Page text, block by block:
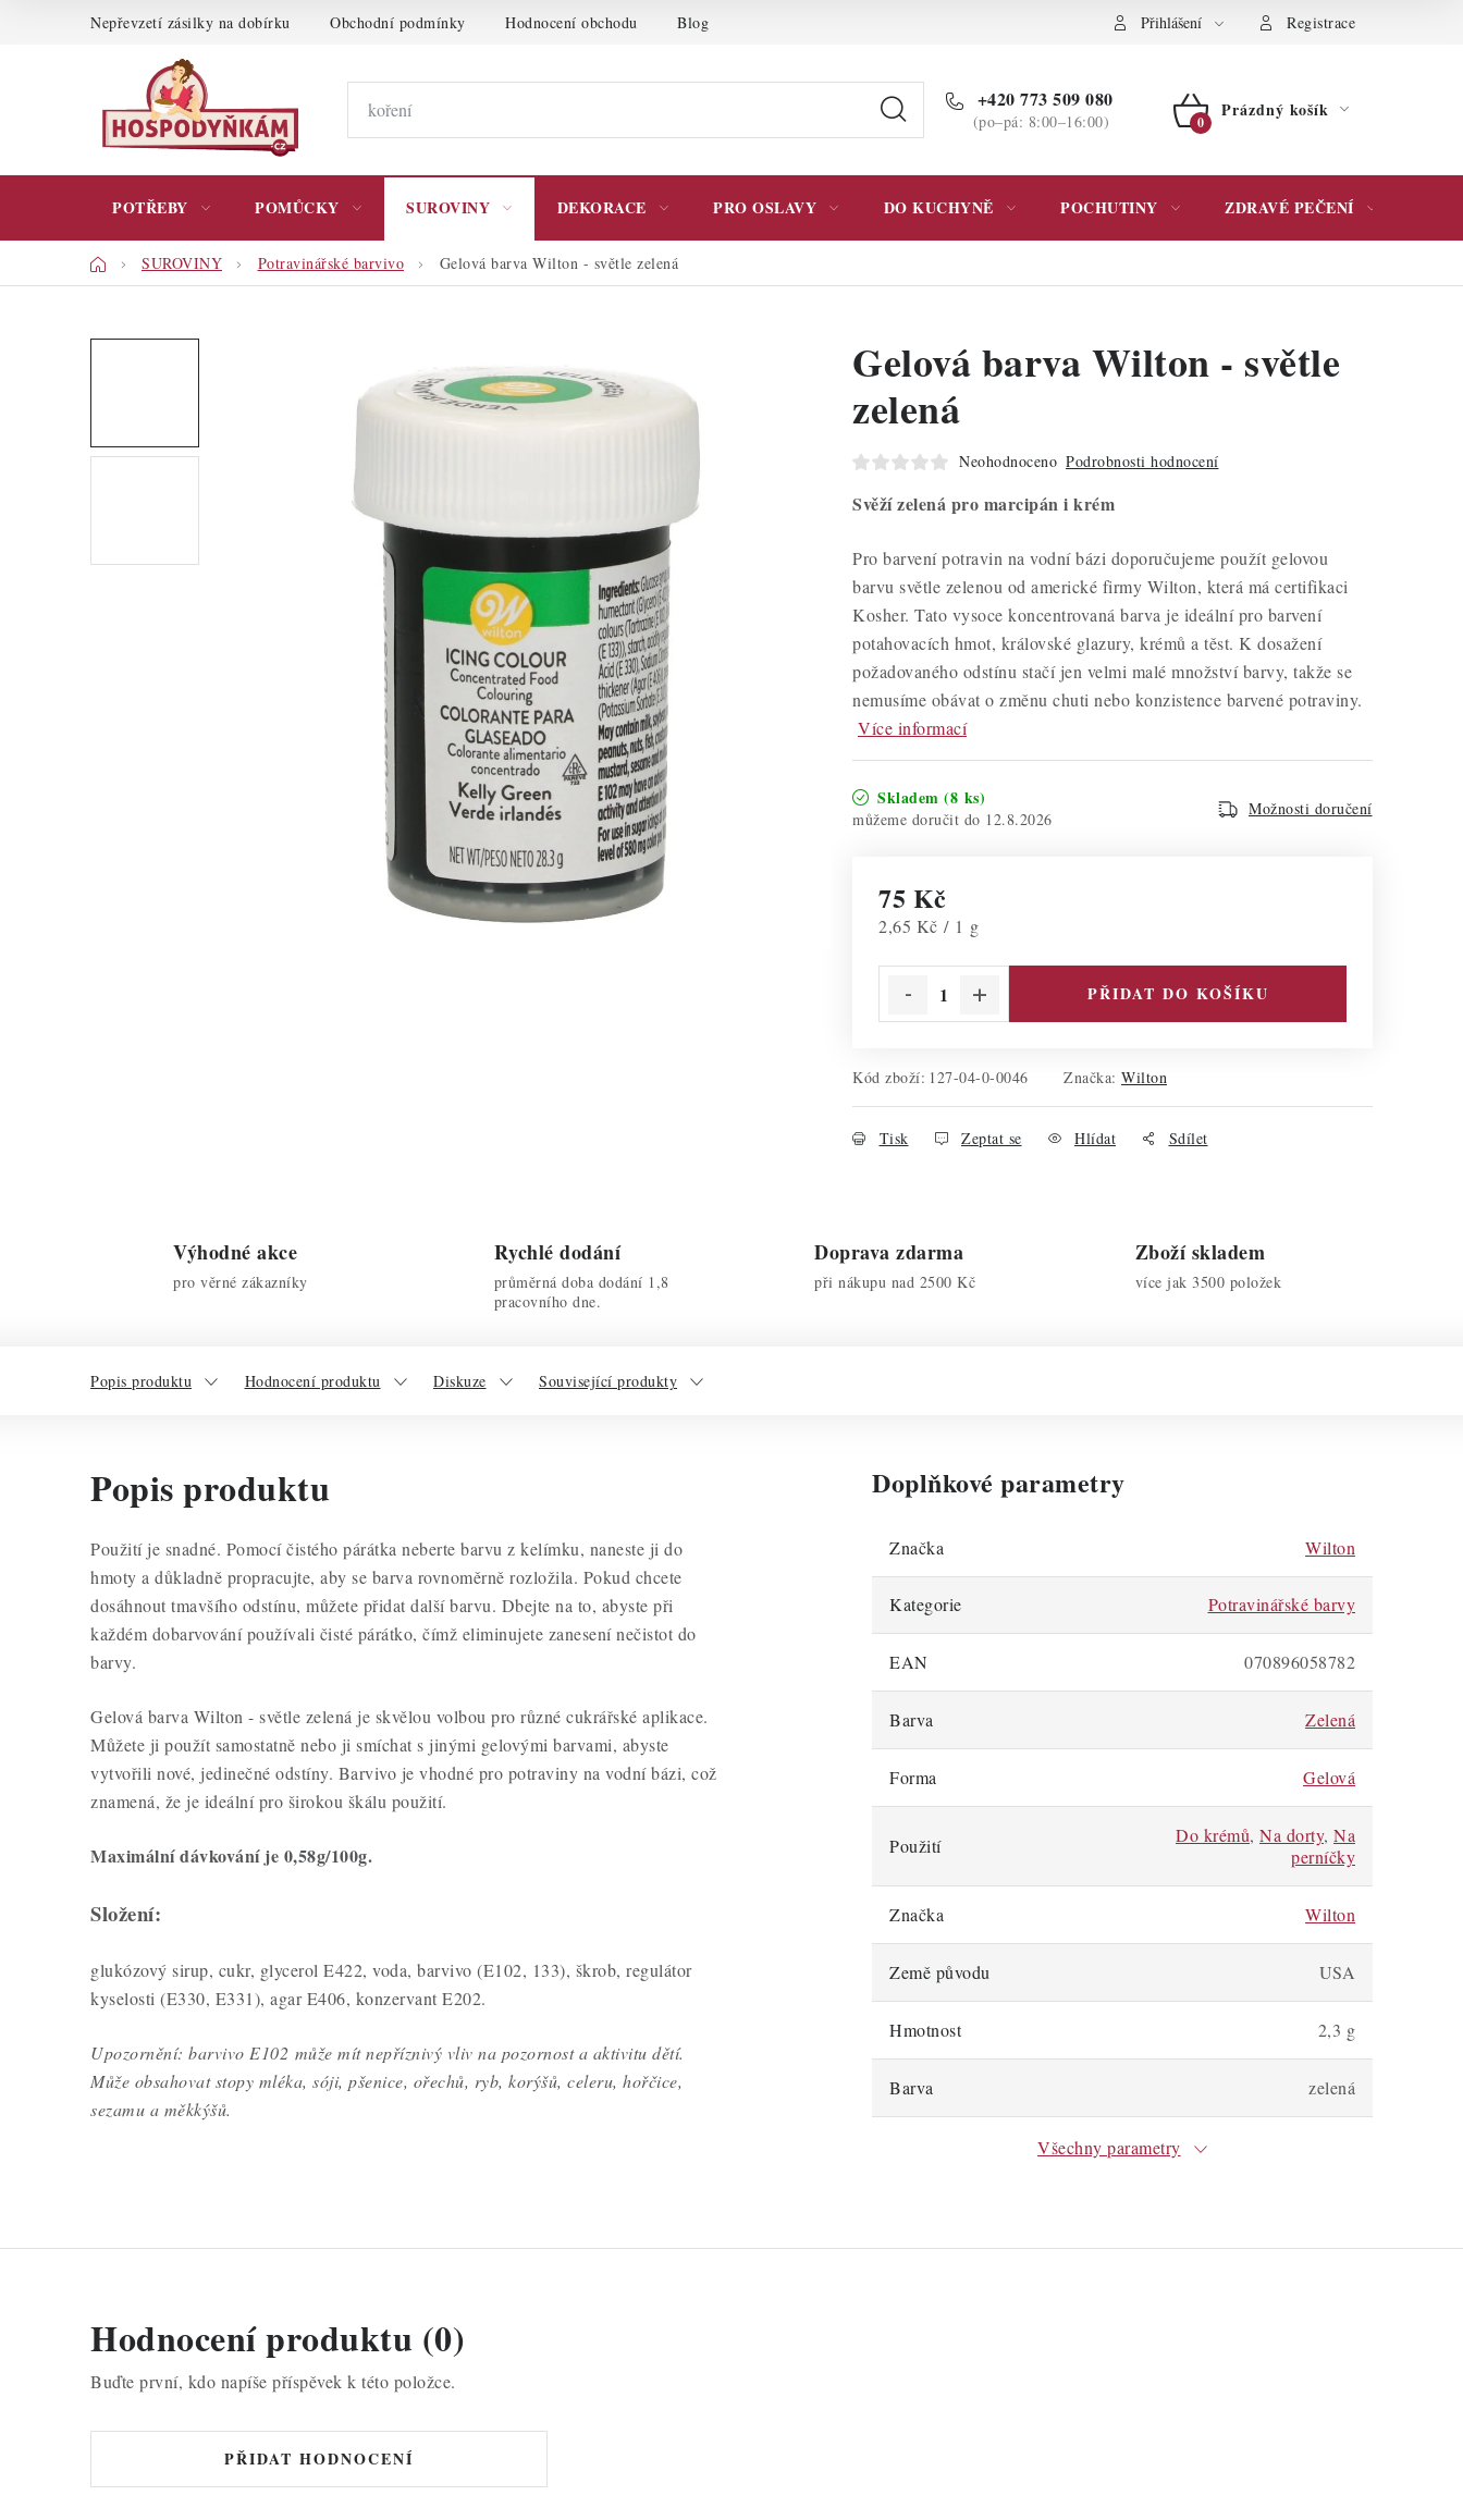
Nepřevzetí zásilky na dobírku Obchodní podmínky Hodnocení obchodu Blog Podmínky ochrany osobních údajů Přihlášení Registrace
+420 773 509 080
(po–pá: 8:00–16:00)
NÁKUPNÍ
Prázdný košík
POTŘEBY POMŮCKY SUROVINY DEKORACE PRO OSLAVY DO KUCHYNĚ POCHUTINY ZDRAVÉ PEČENÍ
DomůSUROVINY Potravinářské barvivo Gelová barva Wilton - světle zelená
Gelová barva Wilton - světle
zelená
Neohodnoceno Podrobnosti hodnocení
Svěží zelená pro marcipán i krém
Pro barvení potravin na vodní bázi doporučujeme použít gelovou
barvu světle zelenou od americké firmy Wilton, která má certifikaci
Kosher. Tato vysoce koncentrovaná barva je ideální pro barvení
potahovacích hmot, královské glazury, krémů a těst. K dosažení
požadovaného odstínu stačí jen velmi malé množství barvy, takže se
nemusíme obávat o změnu chuti nebo konzistence barvené potraviny.
Více informací
Skladem (8 ks)
12.8.2026
Možnosti doručení
75 Kč
Měrná cena:
2,65 Kč / 1 g
PŘIDAT DO KOŠÍKU
Kód zboží: 127-04-0-0046 Značka: Wilton
Tisk Zeptat se Hlídat Sdílet
Výhodné akce
pro věrné zákazníky
Rychlé dodání
průměrná doba dodání 1,8
pracovního dne.
Doprava zdarma
při nákupu nad 2500 Kč
Zboží skladem
více jak 3500 položek
Popis produktu Hodnocení produktu Diskuze Související produkty
Popis produktu
Použití je snadné. Pomocí čistého párátka neberte barvu z kelímku, naneste ji do
hmoty a důkladně propracujte, aby se barva rovnoměrně rozložila. Pokud chcete
dosáhnout tmavšího odstínu, můžete přidat další barvu. Dbejte na to, abyste při
každém dobarvování používali čisté párátko, čímž eliminujete zanesení nečistot do
barvy.
Gelová barva Wilton - světle zelená je skvělou volbou pro různé cukrářské aplikace.
Můžete ji použít samostatně nebo ji smíchat s jinými gelovými barvami, abyste
vytvořili nové, jedinečné odstíny. Barvivo je vhodné pro potraviny na vodní bázi, což
znamená, že je ideální pro širokou škálu použití.
Maximální dávkování je 0,58g/100g.
Složení:
glukózový sirup, cukr, glycerol E422, voda, barvivo (E102, 133), škrob, regulátor
kyselosti (E330, E331), agar E406, konzervant E202.
Upozornění: barvivo E102 může mít nepříznivý vliv na pozornost a aktivitu dětí.
Může obsahovat stopy mléka, sóji, pšenice, ořechů, ryb, korýšů, celeru, hořčice,
sezamu a měkkýšů.
Doplňkové parametry
Značka Wilton
Kategorie Potravinářské barvy
EAN 070896058782
Barva Zelená
Forma Gelová
Použití Do krémů, Na dorty, Na
perníčky
Značka Wilton
Země původu USA
Hmotnost 2,3 g
Barva zelená
Všechny parametry
Hodnocení produktu (0)
Buďte první, kdo napíše příspěvek k této položce.
PŘIDAT HODNOCENÍ